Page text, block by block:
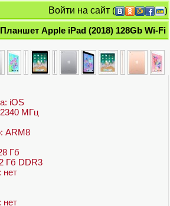
Войти на сайт (
)
Планшет Apple iPad (2018) 128Gb Wi-Fi
iOS
МГц
ARM8
Гб
Гб DDR3
нет
нет